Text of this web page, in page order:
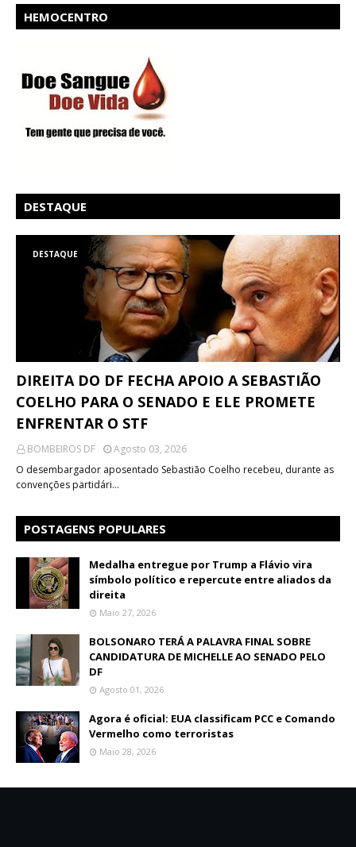
HEMOCENTRO
DESTAQUE
DESTAQUE
DIREITA DO DF FECHA APOIO A SEBASTIÃO
COELHO PARA O SENADO E ELE PROMETE
ENFRENTAR O STF
BOMBEIROS DF
Agosto 03, 2026
O desembargador aposentado Sebastião Coelho recebeu, durante as
convenções partidári…
POSTAGENS POPULARES
Medalha entregue por Trump a Flávio vira
símbolo político e repercute entre aliados da
direita
Maio 27, 2026
BOLSONARO TERÁ A PALAVRA FINAL SOBRE
CANDIDATURA DE MICHELLE AO SENADO PELO
DF
Agosto 01, 2026
Agora é oficial: EUA classificam PCC e Comando
Vermelho como terroristas
Maio 28, 2026